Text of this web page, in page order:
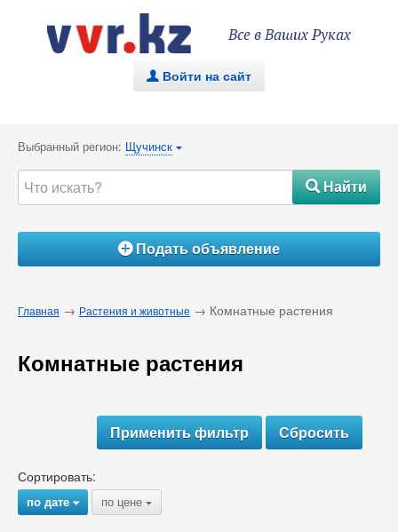
Все в Ваших Руках
. Войти на сайт
Выбранный регион: Щучинск {
#Найти
ÁПодать объявление
Главная → Растения и животные → Комнатные растения
Комнатные растения
Сортировать:
по дате{ по цене {